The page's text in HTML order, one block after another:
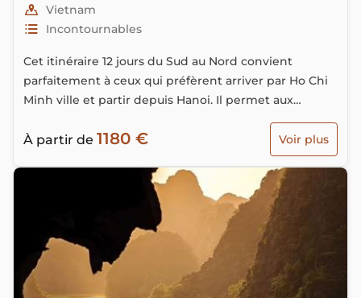
Vietnam
Incontournables
Cet itinéraire 12 jours du Sud au Nord convient
parfaitement à ceux qui préfèrent arriver par Ho Chi
Minh ville et partir depuis Hanoi. Il permet aux
voyageurs de bien se familiariser avec le pays en
forme de S en découvrant ses principales richesses
À partir de 1180 € Voir plus